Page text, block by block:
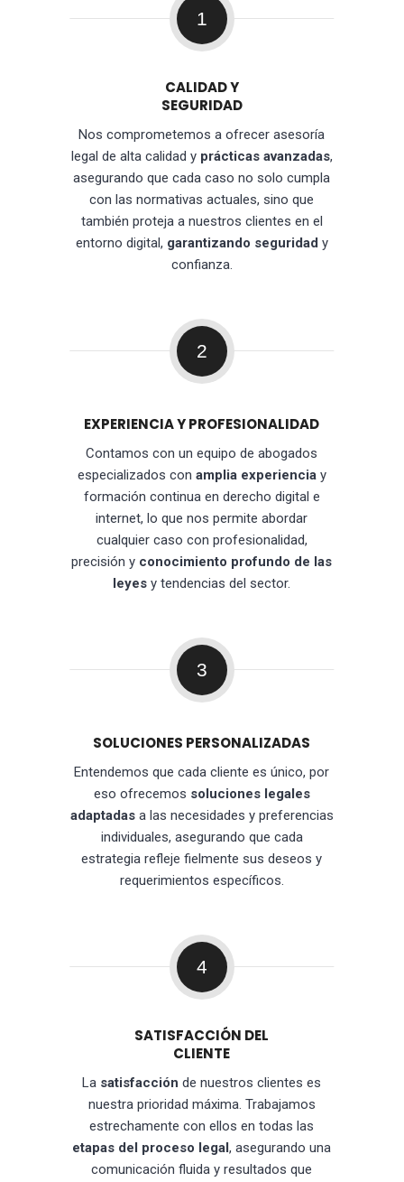
1
CALIDAD Y
SEGURIDAD
Nos comprometemos a ofrecer asesoría
legal de alta calidad y prácticas avanzadas,
asegurando que cada caso no solo cumpla
con las normativas actuales, sino que
también proteja a nuestros clientes en el
entorno digital, garantizando seguridad y
confianza.
2
EXPERIENCIA Y PROFESIONALIDAD
Contamos con un equipo de abogados
especializados con amplia experienciay
formación continua en derecho digital e
internet, lo que nos permite abordar
cualquier caso con profesionalidad,
precisión y conocimiento profundo de las
leyes y tendencias del sector.
3
SOLUCIONES PERSONALIZADAS
Entendemos que cada cliente es único, por
eso ofrecemos soluciones legales
adaptadasa las necesidades y preferencias
individuales, asegurando que cada
estrategia refleje fielmente sus deseos y
requerimientos específicos.
4
SATISFACCIÓN DEL
CLIENTE
La satisfacción de nuestros clientes es
nuestra prioridad máxima. Trabajamos
estrechamente con ellos en todas las
etapas del proceso legal, asegurando una
comunicación fluida y resultados que